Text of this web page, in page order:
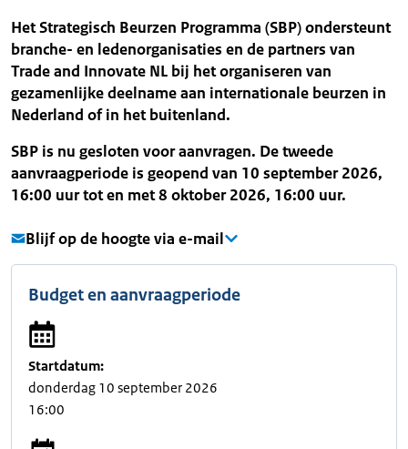
Het Strategisch Beurzen Programma (SBP) ondersteunt
branche- en ledenorganisaties en de partners van
Trade and Innovate NL bij het organiseren van
gezamenlijke deelname aan internationale beurzen in
Nederland of in het buitenland.
SBP is nu gesloten voor aanvragen. De tweede
aanvraagperiode is geopend van 10 september 2026,
16:00 uur tot en met 8 oktober 2026, 16:00 uur.
Blijf op de hoogte via e-mail
Budget en aanvraagperiode
Startdatum:
donderdag 10 september 2026
16:00